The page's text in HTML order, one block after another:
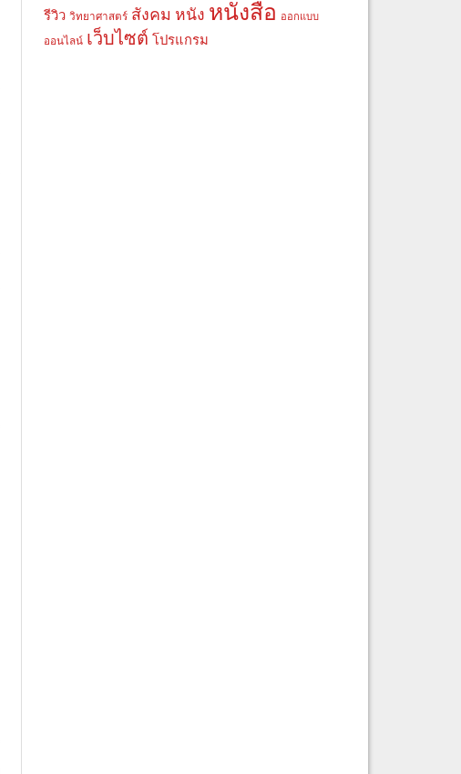
รีวิว วิทยาศาสตร์ สังคม หนัง หนังสือ ออกแบบ
ออนไลน์ เว็บไซต์ โปรแกรม